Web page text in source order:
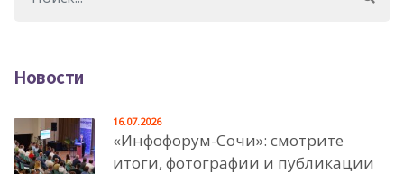
Новости
«Инфофорум-Сочи»: смотрите
итоги, фотографии и публикации
16.07.2026